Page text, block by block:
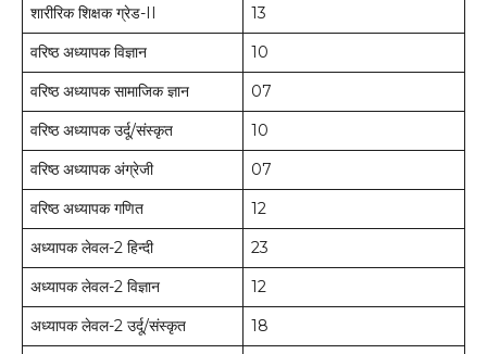
शारीरिक शिक्षक ग्रेड-II
13
वरिष्ठ अध्यापक विज्ञान
10
वरिष्ठ अध्यापक सामाजिक ज्ञान
07
वरिष्ठ अध्यापक उर्दू/संस्कृत
10
वरिष्ठ अध्यापक अंग्रेजी
07
वरिष्ठ अध्यापक गणित
12
अध्यापक लेवल-2 हिन्दी
23
अध्यापक लेवल-2 विज्ञान
12
अध्यापक लेवल-2 उर्दू/संस्कृत
18